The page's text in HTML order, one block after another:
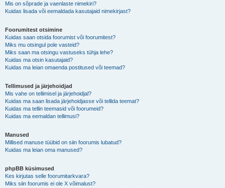
Mis on sõprade ja vaenlaste nimekiri?
Kuidas lisada või eemaldada kasutajaid nimekirjast?
Foorumitest otsimine
Kuidas saan otsida foorumist või foorumitest?
Miks mu otsingul pole vasteid?
Miks saan ma otsingu vastuseks tühja lehe?
Kuidas ma otsin kasutajaid?
Kuidas ma leian omaenda postitused või teemad?
Tellimused ja järjehoidjad
Mis vahe on tellimisel ja järjehoidjal?
Kuidas ma saan lisada järjehoidjasse või tellida teemat?
Kuidas ma tellin teemasid või foorumeid?
Kuidas ma eemaldan tellimusi?
Manused
Millised manuse tüübid on siin foorumis lubatud?
Kuidas ma leian oma manused?
phpBB küsimused
Kes kirjutas selle foorumitarkvara?
Miks siin foorumis ei ole X võimalust?